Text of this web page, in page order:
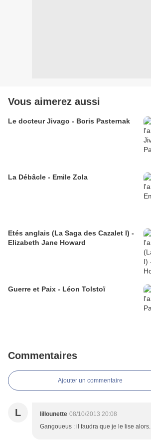
Vous aimerez aussi
Le docteur Jivago - Boris Pasternak
La Débâcle - Emile Zola
Etés anglais (La Saga des Cazalet I) -
Elizabeth Jane Howard
Guerre et Paix - Léon Tolstoï
Commentaires
Ajouter un commentaire
L lillounette 08/10/2013 20:08
Gangoueus : il faudra que je le lise alors.